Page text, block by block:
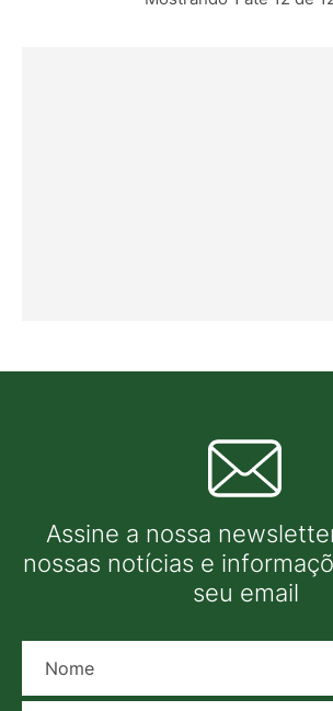
Assine a nossa
nossas notícias e
seu email